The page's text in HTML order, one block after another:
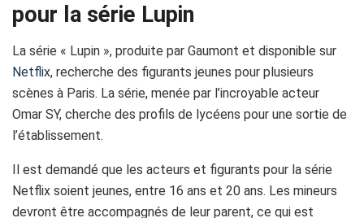
pour la série Lupin
La série « Lupin », produite par Gaumont et disponible sur
Netflix, recherche des figurants jeunes pour plusieurs
scènes à Paris. La série, menée par l’incroyable acteur
Omar SY, cherche des profils de lycéens pour une sortie de
l’établissement.
Il est demandé que les acteurs et figurants pour la série
Netflix soient jeunes, entre 16 ans et 20 ans. Les mineurs
devront être accompagnés de leur parent, ce qui est